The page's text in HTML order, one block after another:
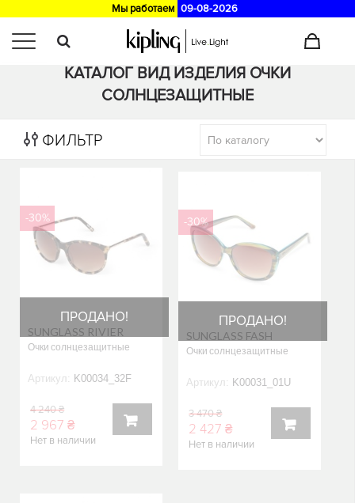
Мы работаем 09-08-2026
Главная >Каталог
КАТАЛОГ ВИД ИЗДЕЛИЯ ОЧКИ
СОЛНЦЕЗАЩИТНЫЕ
ФИЛЬТР
ПРОДАНО!
-30%
SUNGLASS RIVIER
Очки солнцезащитные
Артикул: K00034_32F
4 240 ₴
2 967 ₴
Нет в наличии
ПРОДАНО!
-30%
SUNGLASS FASH
Очки солнцезащитные
Артикул: K00031_01U
3 470 ₴
2 427 ₴
Нет в наличии